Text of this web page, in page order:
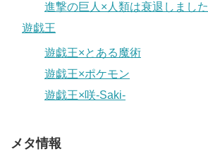
進撃の巨人×人類は衰退しました
遊戯王
遊戯王×とある魔術
遊戯王×ポケモン
遊戯王×咲-Saki-
メタ情報